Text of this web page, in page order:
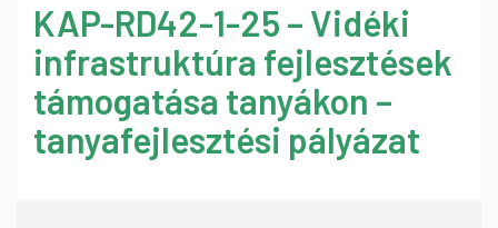
KAP-RD42-1-25 – Vidéki
infrastruktúra fejlesztések
támogatása tanyákon –
tanyafejlesztési pályázat